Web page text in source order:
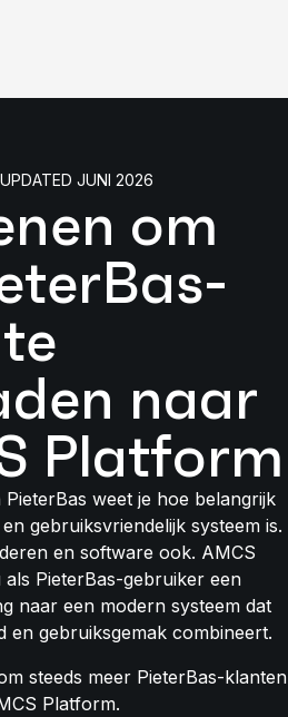
JUNI 2026
om
naar
Platform
weet je hoe belangrijk
gebruiksvriendelijk systeem is.
en software ook. AMCS
PieterBas-gebruiker een
naar een modern systeem dat
en gebruiksgemak combineert.
steeds meer PieterBas-klanten
Platform.